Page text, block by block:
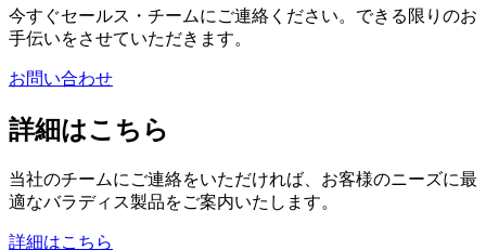
今すぐセールス・チームにご連絡ください。できる限りのお
手伝いをさせていただきます。
お問い合わせ
詳細はこちら
当社のチームにご連絡をいただければ、お客様のニーズに最
適なバラディス製品をご案内いたします。
詳細はこちら